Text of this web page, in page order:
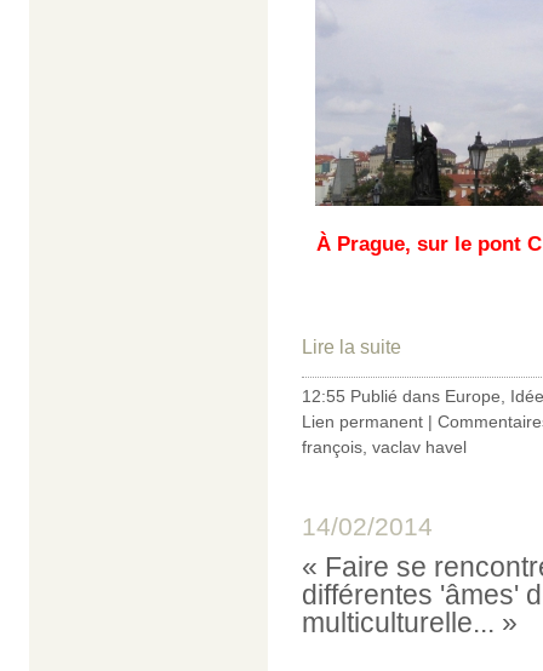
À Prague, sur le pont
Lire la suite
12:55 Publié dans Europe
Lien permanent |
françois vaclav havel
14/02/2014
« Faire se
différentes 'âmes'
multiculturelle... »